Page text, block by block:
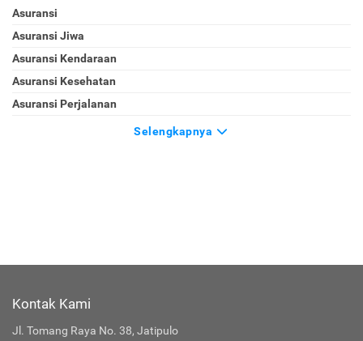
Asuransi
Asuransi Jiwa
Asuransi Kendaraan
Asuransi Kesehatan
Asuransi Perjalanan
Selengkapnya
Kontak Kami
Jl. Tomang Raya No. 38, Jatipulo